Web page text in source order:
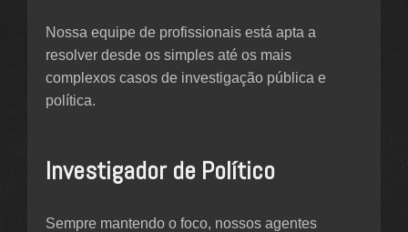
Nossa equipe de profissionais está apta a
resolver desde os simples até os mais
complexos casos de investigação pública e
política.
Investigador de Político
Sempre mantendo o foco, nossos agentes